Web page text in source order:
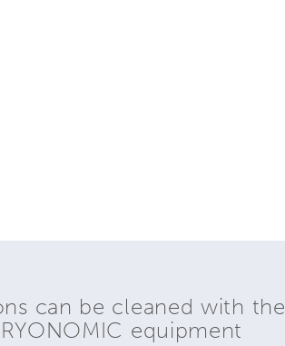
can be cleaned with the
equipment